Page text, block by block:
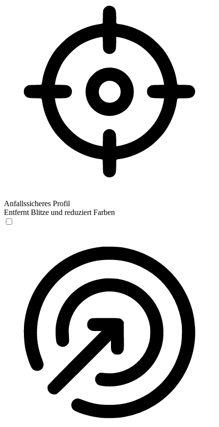
Anfallssicheres Profil
Entfernt Blitze und reduziert Farben